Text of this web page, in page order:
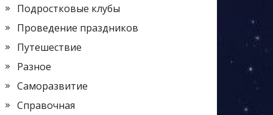
Подростковые клубы
Проведение праздников
Путешествие
Разное
Саморазвитие
Справочная